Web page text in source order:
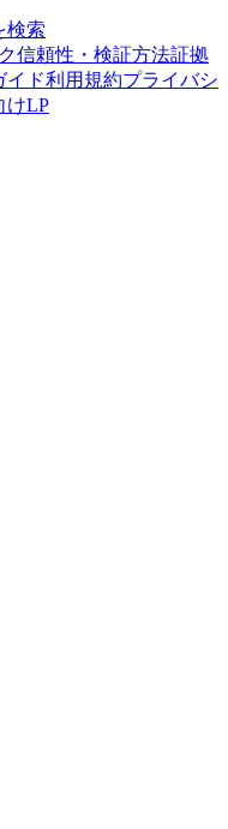
検索
信頼性・検証方法証拠
イド利用規約プライバシ
けLP